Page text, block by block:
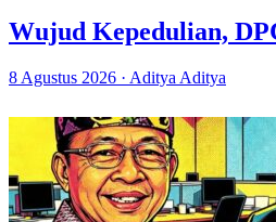
Wujud Kepedulian,
8 Agustus 2026 · Aditya Aditya